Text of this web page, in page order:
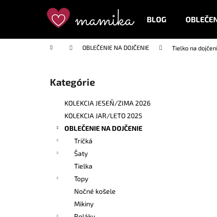
BLOG
Domov OBLEČENIE NA DOJČENIE Tielko na
Preskočiť
kategórie
Kategórie
KOLEKCIA JESEŇ/ZIMA 2026
KOLEKCIA JAR/LETO 2025
OBLEČENIE NA DOJČENIE
Tričká
Šaty
Tielka
Topy
Nočné košele
Mikiny
í
do
do